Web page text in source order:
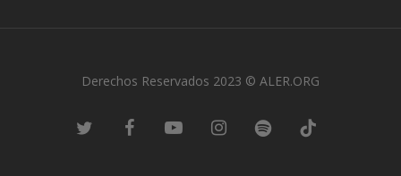
Derechos Reservados 2023 © ALER.ORG